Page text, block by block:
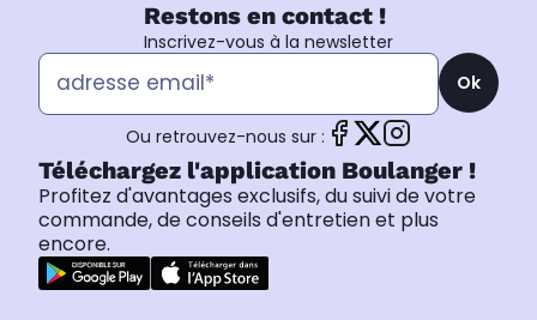
Restons en contact !
Inscrivez-vous à la newsletter
Ok
Ou retrouvez-nous sur :
Téléchargez l'application Boulanger !
Profitez d'avantages exclusifs, du suivi de votre
commande, de conseils d'entretien et plus
encore.